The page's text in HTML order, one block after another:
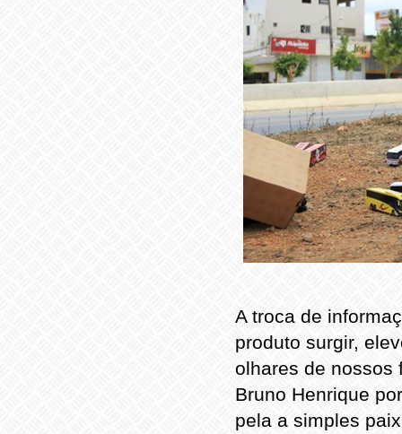
A troca de
produto surgir,
olhares de nossos
Bruno Henrique
pela a simples